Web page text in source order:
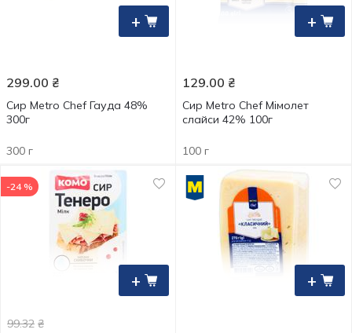
+
299.00 ₴
Сир Metro Chef Гауда 48%
300г
300 г
+
129.00 ₴
Сир Metro Chef Мімолет
слайси 42% 100г
100 г
+
-24 %
99.32 ₴
+